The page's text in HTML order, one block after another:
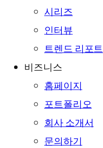
시리즈
인터뷰
트렌드 리포트
비즈니스
홈페이지
포트폴리오
회사 소개서
문의하기